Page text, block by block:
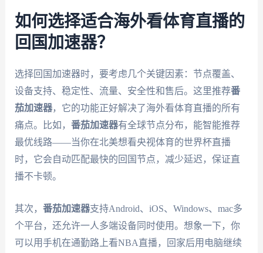
如何选择适合海外看体育直播的
回国加速器？
选择回国加速器时，要考虑几个关键因素：节点覆盖、
设备支持、稳定性、流量、安全性和售后。这里推荐番
茄加速器，它的功能正好解决了海外看体育直播的所有
痛点。比如， 番茄加速器有全球节点分布，能智能推荐
最优线路——当你在北美想看央视体育的世界杯直播
时，它会自动匹配最快的回国节点，减少延迟，保证直
播不卡顿。
其次， 番茄加速器支持Android、iOS、Windows、mac多
个平台，还允许一人多端设备同时使用。想象一下，你
可以用手机在通勤路上看NBA直播，回家后用电脑继续